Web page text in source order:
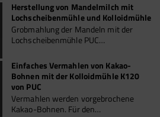
Herstellung von Mandelmilch mit
Lochscheibenmühle und Kolloidmühle
Grobmahlung der Mandeln mit der
Lochscheibenmühle PUC…
Einfaches Vermahlen von Kakao-
Bohnen mit der Kolloidmühle K120
von PUC
Vermahlen werden vorgebrochene
Kakao-Bohnen. Für den…